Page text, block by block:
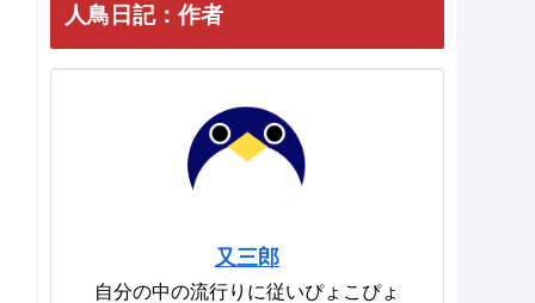
人鳥日記：作者
又三郎
自分の中の流行りに従いぴょこぴょ